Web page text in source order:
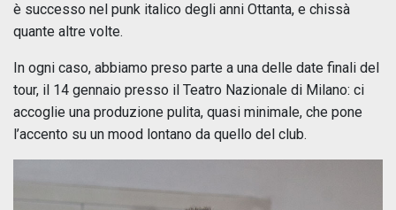
è successo nel punk italico degli anni Ottanta, e chissà
quante altre volte.
In ogni caso, abbiamo preso parte a una delle date finali del
tour, il 14 gennaio presso il Teatro Nazionale di Milano: ci
accoglie una produzione pulita, quasi minimale, che pone
l’accento su un mood lontano da quello del club.